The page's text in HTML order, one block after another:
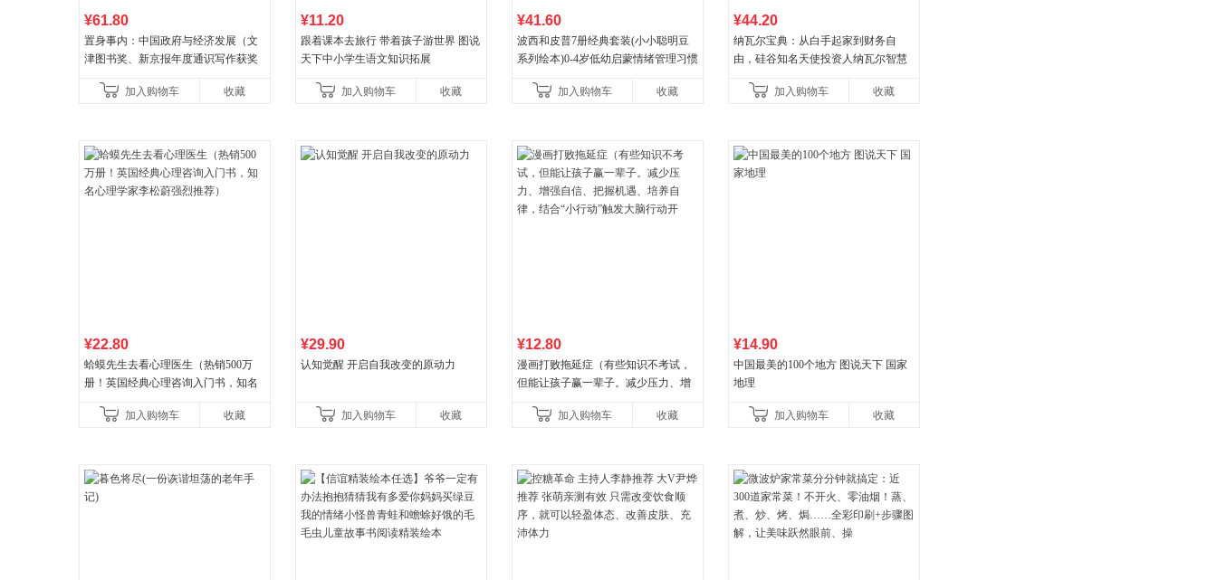
¥61.80
置身事内：中国政府与经济发展（文
津图书奖、新京报年度通识写作获奖
菘、张军、周黎安、王烁联
加入购物车 收藏
¥11.20
跟着课本去旅行 带着孩子游世界 图说
天下中小学生语文知识拓展
加入购物车 收藏
¥41.60
波西和皮普7册经典套装(小小聪明豆
系列绘本)0-4岁低幼启蒙情绪管理习惯
养好品质，发现快
加入购物车 收藏
¥44.20
纳瓦尔宝典：从白手起家到财务自
由，硅谷知名天使投资人纳瓦尔智慧
加入购物车
收藏
¥22.80
蛤蟆先生去看心理医生（热销500万
册！英国经典心理咨询入门书，知名
加入购物车
收藏
¥29.90
认知觉醒 开启自我改变的原动力
加入购物车 收藏
¥12.80
漫画打败拖延症（有些知识不考试，
但能让孩子赢一辈子。减少压力、增
合“小行动”触发大脑行动开
加入购物车 收藏
¥14.90
中国最美的100个地方 图说天下 国家
地理
加入购物车 收藏